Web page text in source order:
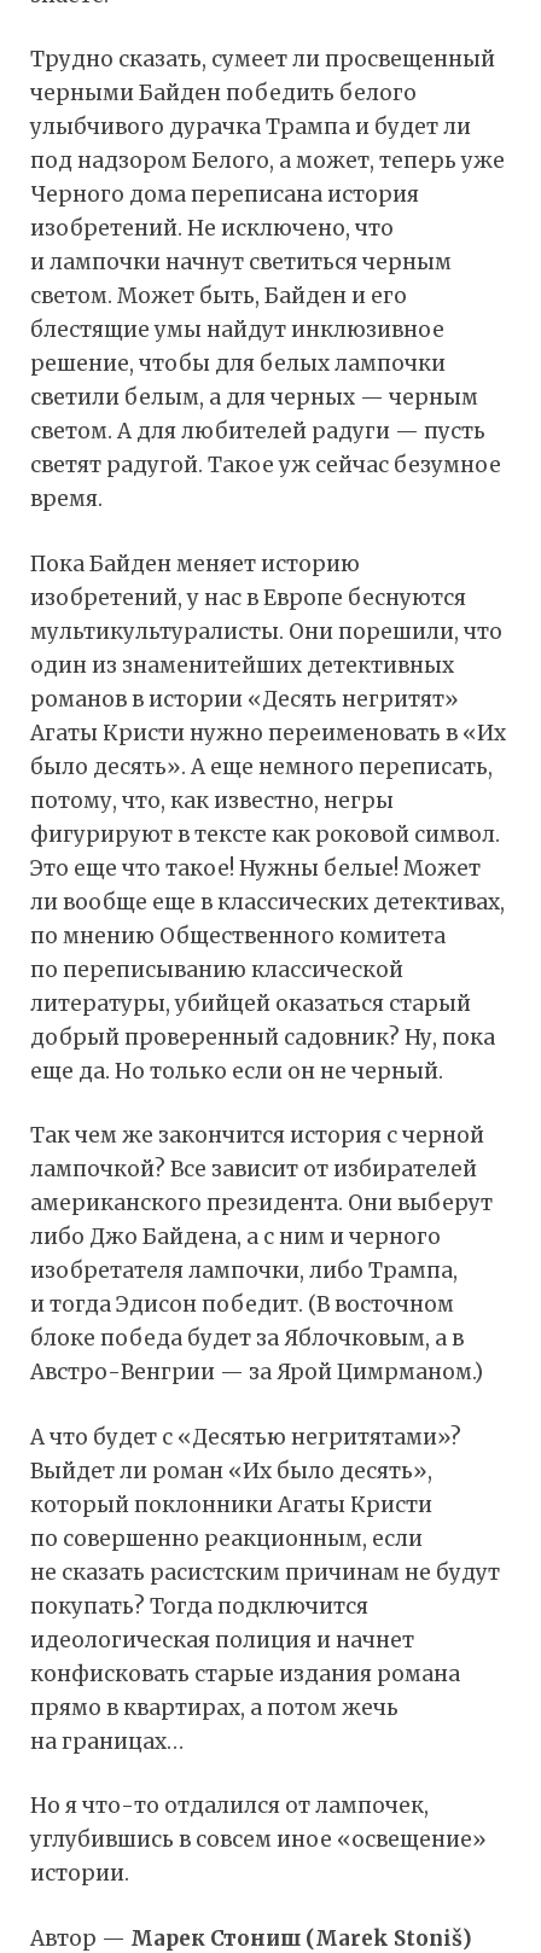
Трудно сказать, сумеет ли просвещенный
черными Байден победить белого
улыбчивого дурачка Трампа и будет ли
под надзором Белого, а может, теперь уже
Черного дома переписана история
изобретений. Не исключено, что
и лампочки начнут светиться черным
светом. Может быть, Байден и его
блестящие умы найдут инклюзивное
решение, чтобы для белых лампочки
светили белым, а для черных — черным
светом. А для любителей радуги — пусть
светят радугой. Такое уж сейчас безумное
время.
Пока Байден меняет историю
изобретений, у нас в Европе беснуются
мультикультуралисты. Они порешили, что
один из знаменитейших детективных
романов в истории «Десять негритят»
Агаты Кристи нужно переименовать в «Их
было десять». А еще немного переписать,
потому, что, как известно, негры
фигурируют в тексте как роковой символ.
Это еще что такое! Нужны белые! Может
ли вообще еще в классических детективах,
по мнению Общественного комитета
по переписыванию классической
литературы, убийцей оказаться старый
добрый проверенный садовник? Ну, пока
еще да. Но только если он не черный.
Так чем же закончится история с черной
лампочкой? Все зависит от избирателей
американского президента. Они выберут
либо Джо Байдена, а с ним и черного
изобретателя лампочки, либо Трампа,
и тогда Эдисон победит. (В восточном
блоке победа будет за Яблочковым, а в
Австро-Венгрии — за Ярой Цимрманом.)
А что будет с «Десятью негритятами»?
Выйдет ли роман «Их было десять»,
который поклонники Агаты Кристи
по совершенно реакционным, если
не сказать расистским причинам не будут
покупать? Тогда подключится
идеологическая полиция и начнет
конфисковать старые издания романа
прямо в квартирах, а потом жечь
на границах…
Но я что-то отдалился от лампочек,
углубившись в совсем иное «освещение»
истории.
Автор — Марек Стониш (Marek Stoniš)